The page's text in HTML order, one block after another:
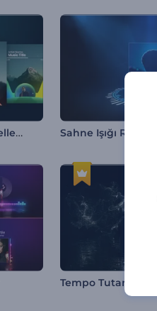
Ritmik Vuruşlar Müzik Görselleştirici Sahne Işığı Ritim